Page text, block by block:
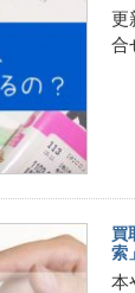
更
合
買
索
本